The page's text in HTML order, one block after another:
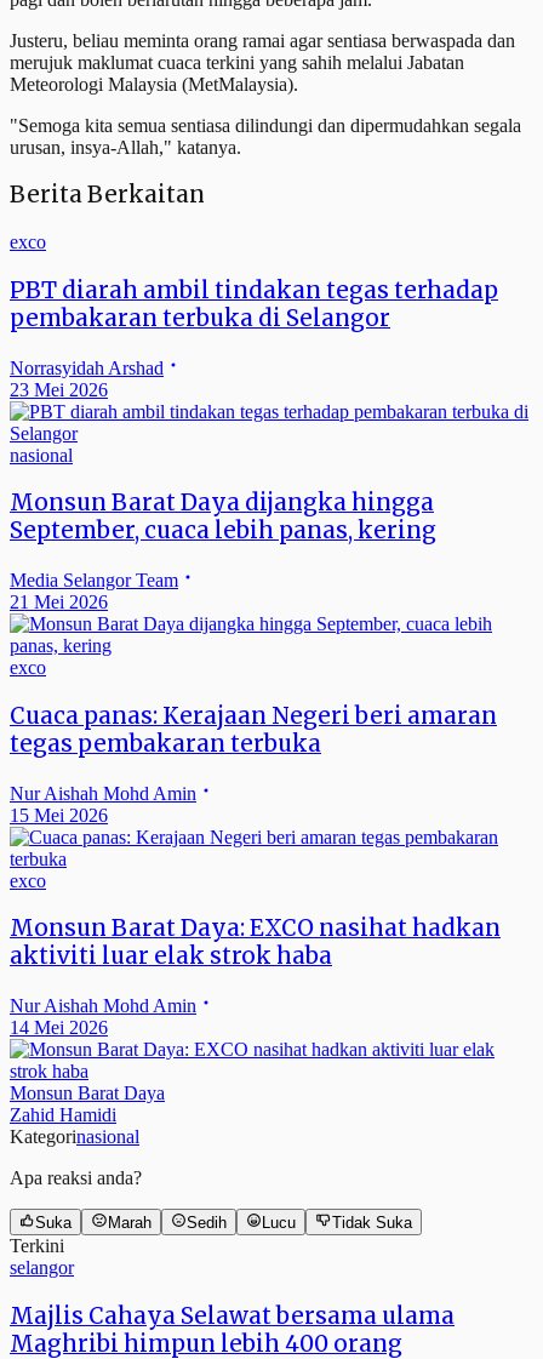
Justeru, beliau meminta orang ramai agar sentiasa berwaspada dan
merujuk maklumat cuaca terkini yang sahih melalui Jabatan
Meteorologi Malaysia (MetMalaysia).
"Semoga kita semua sentiasa dilindungi dan dipermudahkan segala
urusan, insya-Allah," katanya.
Berita Berkaitan
exco
PBT diarah ambil tindakan tegas terhadap
pembakaran terbuka di Selangor
Norrasyidah Arshad
23 Mei 2026
nasional
Monsun Barat Daya dijangka hingga
September, cuaca lebih panas, kering
Media Selangor Team
21 Mei 2026
exco
Cuaca panas: Kerajaan Negeri beri amaran
tegas pembakaran terbuka
Nur Aishah Mohd Amin
15 Mei 2026
exco
Monsun Barat Daya: EXCO nasihat hadkan
aktiviti luar elak strok haba
Nur Aishah Mohd Amin
14 Mei 2026
Monsun Barat Daya
Zahid Hamidi
Kategorinasional
Apa reaksi anda?
Suka Marah Sedih Lucu Tidak Suka
Terkini
selangor
Majlis Cahaya Selawat bersama ulama
Maghribi himpun lebih 400 orang